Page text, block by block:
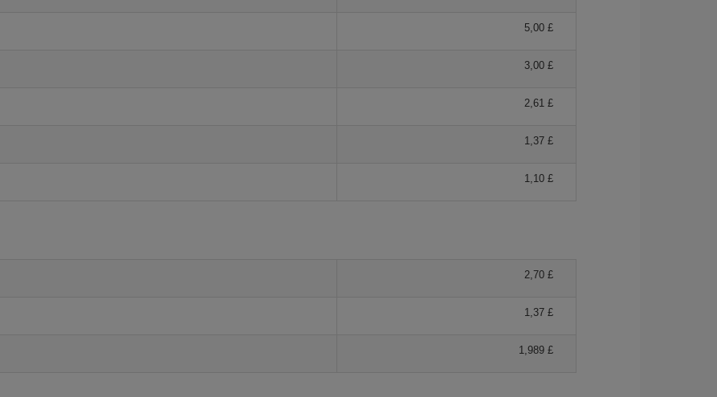
5,00 £
3,00 £
2,61 £
1,37 £
1,10 £
2,70 £
1,37 £
1,989 £